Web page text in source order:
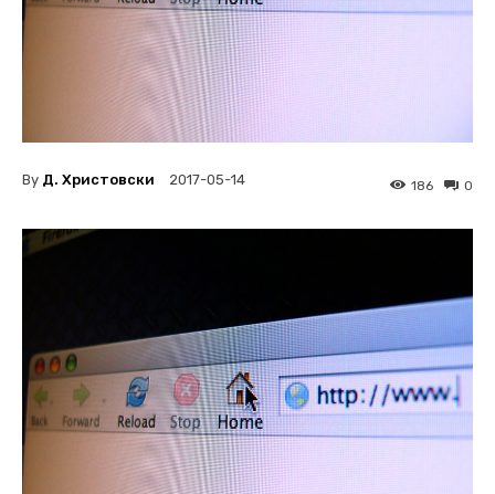
By Д. Христовски 2017-05-14 0
186